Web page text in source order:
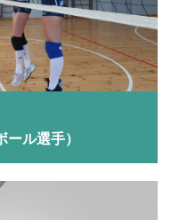
約
ル選手）